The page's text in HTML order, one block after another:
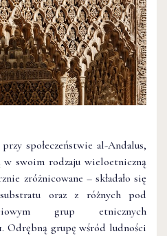
społeczeństwie al-Andalus,
w swoim rodzaju wieloetniczną
zróżnicowane – składało się
oraz z różnych pod
grup etnicznych
Odrębną grupę wśród ludności